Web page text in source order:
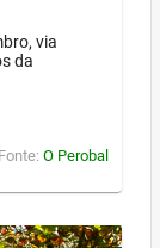
via
da
Fonte: O Perobal